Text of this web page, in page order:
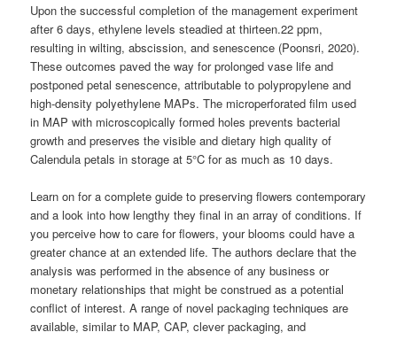
Upon the successful completion of the management experiment
after 6 days, ethylene levels steadied at thirteen.22 ppm,
resulting in wilting, abscission, and senescence (Poonsri, 2020).
These outcomes paved the way for prolonged vase life and
postponed petal senescence, attributable to polypropylene and
high-density polyethylene MAPs. The microperforated film used
in MAP with microscopically formed holes prevents bacterial
growth and preserves the visible and dietary high quality of
Calendula petals in storage at 5°C for as much as 10 days.
Learn on for a complete guide to preserving flowers contemporary
and a look into how lengthy they final in an array of conditions. If
you perceive how to care for flowers, your blooms could have a
greater chance at an extended life. The authors declare that the
analysis was performed in the absence of any business or
monetary relationships that might be construed as a potential
conflict of interest. A range of novel packaging techniques are
available, similar to MAP, CAP, clever packaging, and